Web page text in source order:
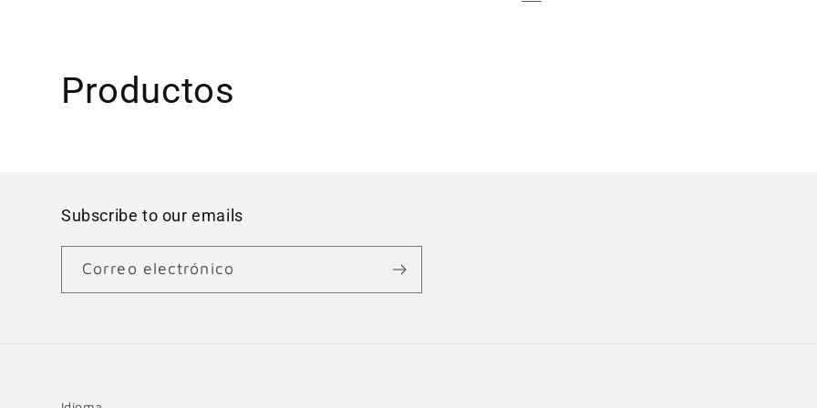
C
e
Productos
Subscribe to our emails
Correo electrónico